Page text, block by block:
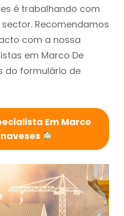
é trabalhando com
Recomendamos
com a nossa
em Marco De
do formulário de
Em Marco